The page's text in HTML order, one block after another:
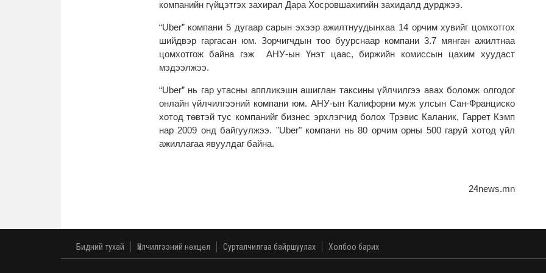
компанийн гүйцэтгэх захирал Дара Хосровшахигийн захидалд дурджээ.
“Uber” компани 5 дугаар сарын эхээр ажилтнуудынхаа 14 орчим хувийг цомхотгох
шийдвэр гаргасан юм. Зорчигчдын тоо буурснаар компани 3.7 мянган ажилтнаа
цомхотгож байна гэж АНУ-ын Үнэт цаас, биржийн комиссын цахим хуудаст
мэдээлжээ.
“Uber” нь гар утасны аппликэшн ашиглан таксины үйлчилгээ авах боломж олгодог
онлайн үйлчилгээний компани юм. АНУ-ын Калифорни муж улсын Сан-Франциско
хотод төвтэй тус компанийг бизнес эрхлэгчид болох Трэвис Каланик, Гаррет Кэмп
нар 2009 онд байгуулжээ. "Uber" компани нь 80 орчим орны 500 гаруй хотод үйл
ажиллагаа явуулдаг байна.
24news.mn
Бидний тухай Үйлчилгээний нөхцөл Сурталчилгаа байршуулах Холбоо барих